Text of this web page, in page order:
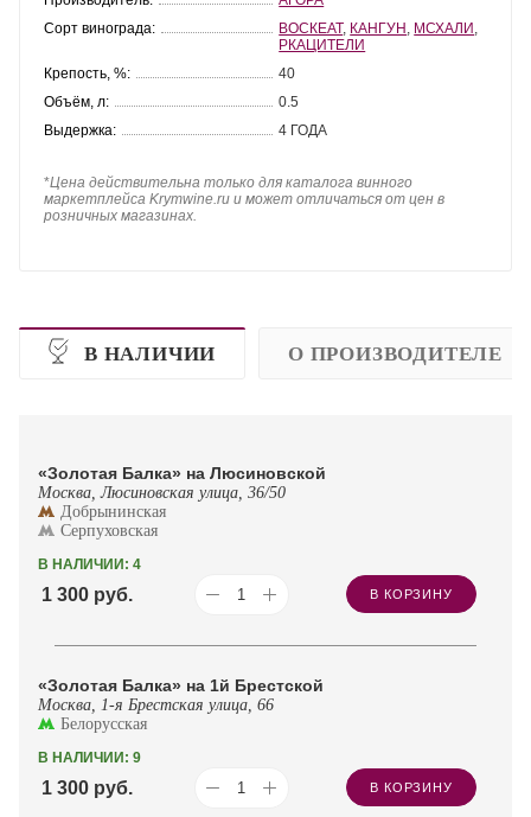
Сорт винограда:
ВОСКЕАТ, КАНГУН МСХАЛИ
РКАЦИТЕЛИ
Крепость, %:
40
Объём, л:
0.5
Выдержка:
4 ГОДА
*Цена действительна только для каталога винного
маркетплейса Krymwine.ru и может отличаться от цен в
розничных магазинах.
В НАЛИЧИИ О ПРОИЗВОДИТЕЛЕ
«Золотая Балка» на Люсиновской
Москва, Люсиновская улица, 36/50
Добрынинская
Серпуховская
В НАЛИЧИИ: 4
1 300 руб. В КОРЗИНУ
«Золотая Балка» на 1й Брестской
Москва, 1-я Брестская улица, 66
Белорусская
В НАЛИЧИИ: 9
1 300 руб. В КОРЗИНУ